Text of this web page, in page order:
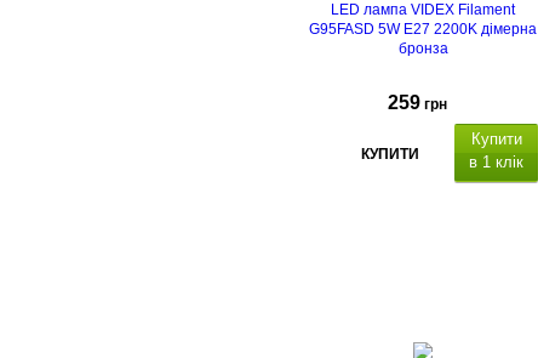
LED лампа VIDEX Filament
G95FASD 5W E27 2200K дімерна
бронза
259 грн
КУПИТИ
Купити
в 1 клік